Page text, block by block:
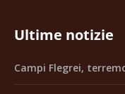
Ultime notizie
Campi Flegrei,